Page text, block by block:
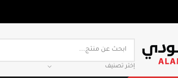
إختر تصنيف